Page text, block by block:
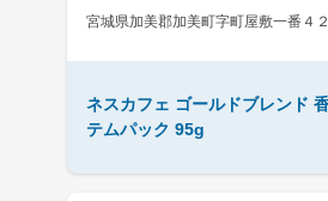
宮城県加美郡加美町字町屋敷一番４２
ネスカフェ ゴールドブレンド
テムパック 95g